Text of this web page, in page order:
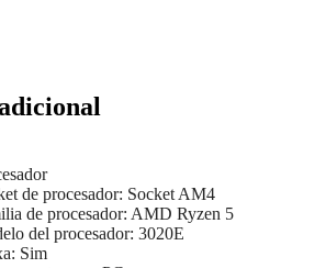
de procesador: Socket AM4
de procesador: AMD Ryzen 5
del procesador: 3020E
Sim